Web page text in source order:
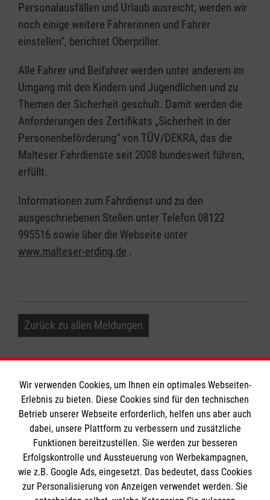
Personalausfällen und Urlaub ausreicht, werden wir
noch einige weitere Fahrerinnen und Fahrer
einstellen“, berichtet Oberpriller.
Alle Fahrer und Beifahrer werden unter anderem im
Umgang mit den Kindern und Jugendlichen und zu
Themen der Sicherheit geschult. Damit werden die
Anforderungen des Zertifikats „Sicherheit in der
Personenbeförderung“ von TÜV/DEKRA, das die
Malteser Fahrdienste seit 2008 bundesweit führen,
erfüllt.
Informationen zum Fahrdienst und zu den
ausgeschriebenen Stellen unter Telefon 08122
995516 sowie über die Webseite unter
www.malteser-erding.de .
Zurück zu allen Meldungen
Informationen
Impressum
Datenschutz
Kontakt
Die Malteser
Wir verwenden Cookies, um Ihnen ein optimales Webseiten-
Erlebnis zu bieten. Diese Cookies sind für den technischen
Betrieb unserer Webseite erforderlich, helfen uns aber auch
dabei, unsere Plattform zu verbessern und zusätzliche
Funktionen bereitzustellen. Sie werden zur besseren
Erfolgskontrolle und Aussteuerung von Werbekampagnen,
wie z.B. Google Ads, eingesetzt. Das bedeutet, dass Cookies
zur Personalisierung von Anzeigen verwendet werden. Sie